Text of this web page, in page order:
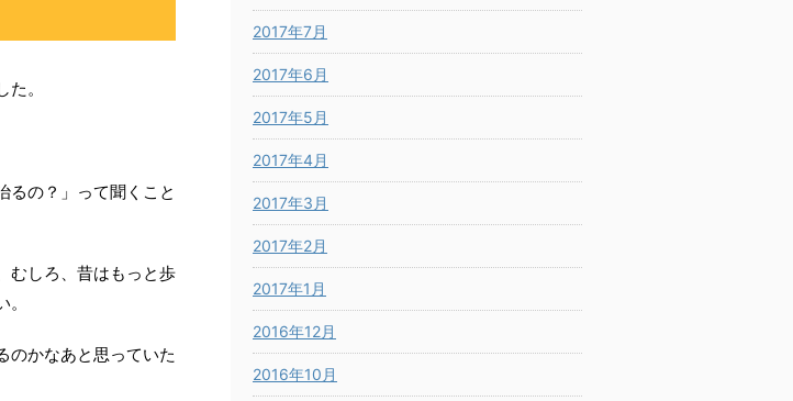
。
るの？」って聞くこと
むしろ、昔はもっと歩
のかなあと思っていた
2017年7月
2017年6月
2017年5月
2017年4月
2017年3月
2017年2月
2017年1月
2016年12月
2016年10月